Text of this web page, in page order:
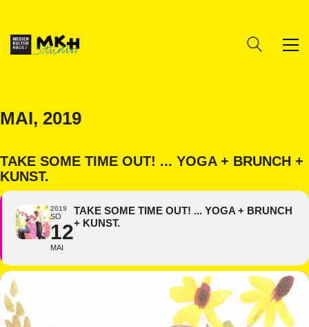
MAI, 2019
TAKE SOME TIME OUT! ... YOGA + BRUNCH +
KUNST.
2019
SO
12
MAI
TAKE SOME TIME OUT! ... YOGA + BRUNCH
+ KUNST.